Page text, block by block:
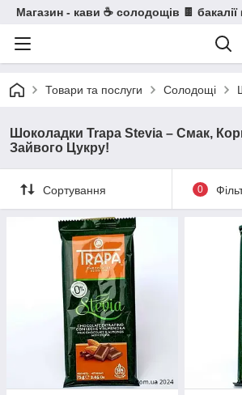
Магазин - кави ☕ солодощів 🍫 бакалії
Товари та послуги Солодощі
Шоколадки Trapa Stevia – Смак,
Зайвого Цукру!
Сортування 0